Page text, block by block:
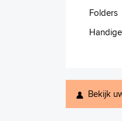
Folders
Bekijk